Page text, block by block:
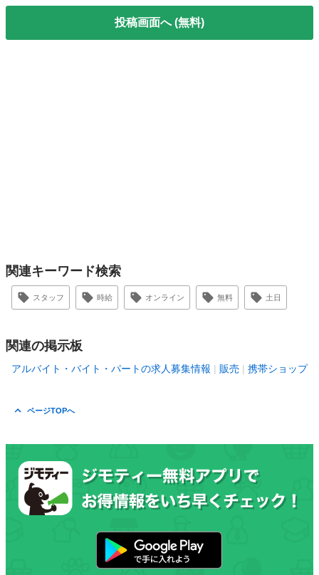
投稿画面へ (無料)
関連キーワード検索
スタッフ 時給 オンライン 無料 土日
関連の掲示板
アルバイト・バイト・パートの求人募集情報 販売 携帯ショップ
ページTOPへ